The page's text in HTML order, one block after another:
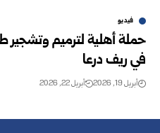
فيديو
حملة أهلية لترميم وتشجير
في ريف درعا
أبريل 19, 2026 أبريل 22, 2026